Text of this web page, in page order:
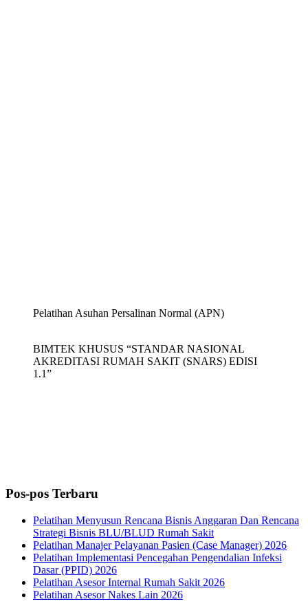
Pelatihan Asuhan Persalinan Normal (APN)
BIMTEK KHUSUS “STANDAR NASIONAL
AKREDITASI RUMAH SAKIT (SNARS) EDISI
1.1”
Pos-pos Terbaru
Pelatihan Menyusun Rencana Bisnis Anggaran Dan Rencana
Strategi Bisnis BLU/BLUD Rumah Sakit
Pelatihan Manajer Pelayanan Pasien (Case Manager) 2026
Pelatihan Implementasi Pencegahan Pengendalian Infeksi
Dasar (PPID) 2026
Pelatihan Asesor Internal Rumah Sakit 2026
Pelatihan Asesor Nakes Lain 2026